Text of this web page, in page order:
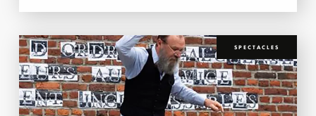
SPECTACLES